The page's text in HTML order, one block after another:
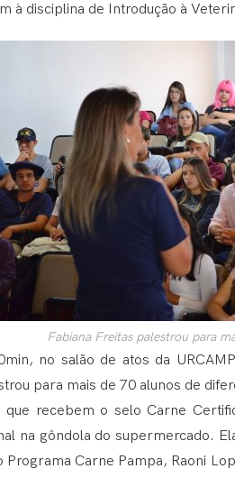
à disciplina de Introdução à
Fabiana Freitas palestrou para
no salão de atos da
para mais de 70 alunos de
que recebem o selo Carne
na gôndola do supermercado.
Programa Carne Pampa, Raoni